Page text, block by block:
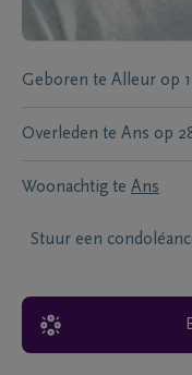
Geboren te Alleur op
Overleden te Ans op
Woonachtig te Ans
Stuur een